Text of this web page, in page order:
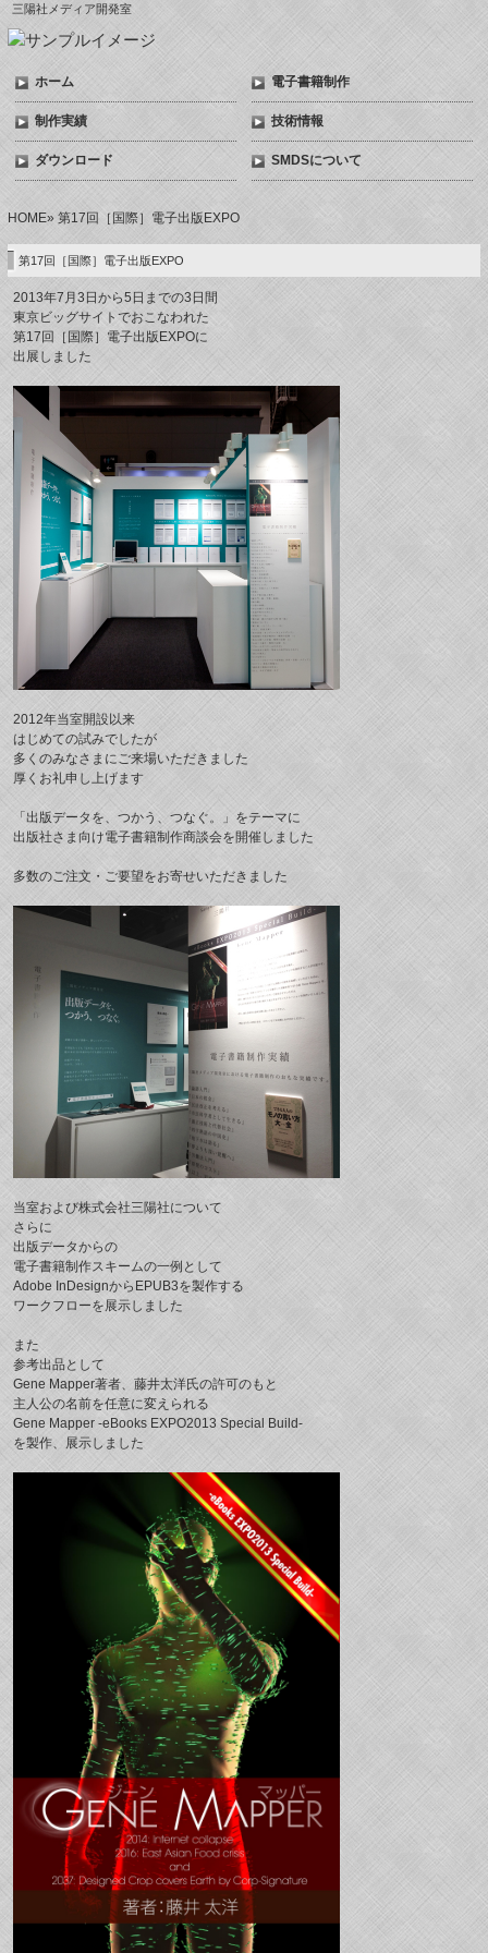
三陽社メディア開発室
ホーム 電子書籍制作
制作実績 技術情報
ダウンロード SMDSについて
HOME» 第17回［国際］電子出版EXPO
第17回［国際］電子出版EXPO
2013年7月3日から5日までの3日間
東京ビッグサイトでおこなわれた
第17回［国際］電子出版EXPOに
出展しました
2012年当室開設以来
はじめての試みでしたが
多くのみなさまにご来場いただきました
厚くお礼申し上げます
「出版データを、つかう、つなぐ。」をテーマに
出版社さま向け電子書籍制作商談会を開催しました
多数のご注文・ご要望をお寄せいただきました
当室および株式会社三陽社について
さらに
出版データからの
電子書籍制作スキームの一例として
Adobe InDesignからEPUB3を製作する
ワークフローを展示しました
また
参考出品として
Gene Mapper著者、藤井太洋氏の許可のもと
主人公の名前を任意に変えられる
Gene Mapper -eBooks EXPO2013 Special Build-
を製作、展示しました